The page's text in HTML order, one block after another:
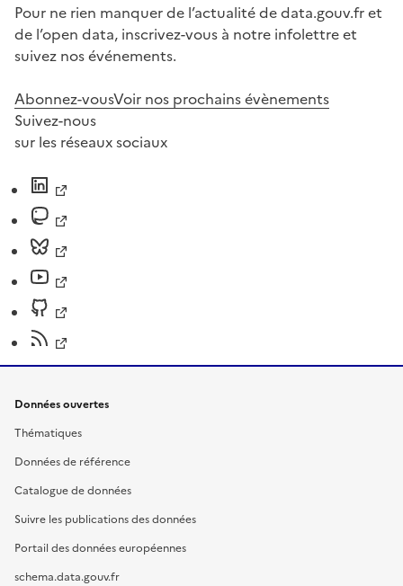
Pour ne rien manquer de l’actualité de data.gouv.fr et
de l’open data, inscrivez-vous à notre infolettre et
suivez nos événements.
Abonnez-vousVoir nos prochains évènements
Suivez-nous
sur les réseaux sociaux
Données ouvertes
Thématiques
Données de référence
Catalogue de données
Suivre les publications des données
Portail des données européennes
schema.data.gouv.fr